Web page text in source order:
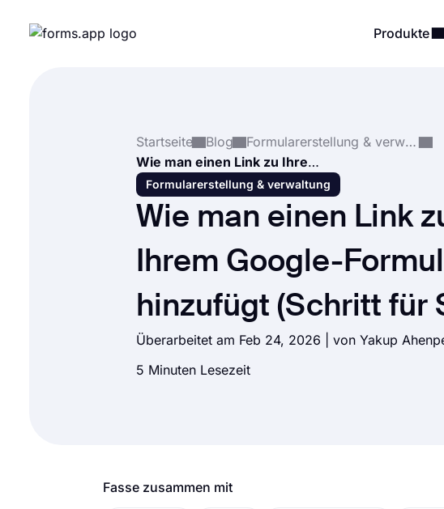
Produkte
Startseite Blog
Formularerstellung & verwaltung
Wie man einen Link zu Ihrem Google-Formular hinzufügt (Schritt für Schritt)
Formularerstellung & verwaltung
Wie man einen Link
Ihrem Google-
hinzufügt (Schritt für
Überarbeitet am Feb 24, 2026 | von Yakup
5 Minuten Lesezeit
Fasse zusammen mit